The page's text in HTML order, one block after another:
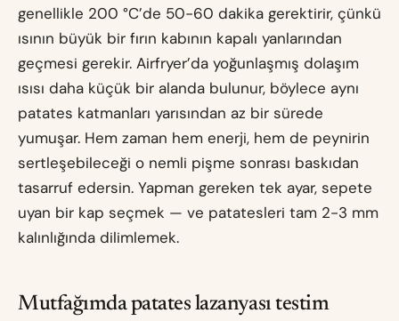
genellikle 200 °C’de 50-60 dakika gerektirir, çünkü
ısının büyük bir fırın kabının kapalı yanlarından
geçmesi gerekir. Airfryer’da yoğunlaşmış dolaşım
ısısı daha küçük bir alanda bulunur, böylece aynı
patates katmanları yarısından az bir sürede
yumuşar. Hem zaman hem enerji, hem de peynirin
sertleşebileceği o nemli pişme sonrası baskıdan
tasarruf edersin. Yapman gereken tek ayar, sepete
uyan bir kap seçmek — ve patatesleri tam 2-3 mm
kalınlığında dilimlemek.
Mutfağımda patates lazanyası testim